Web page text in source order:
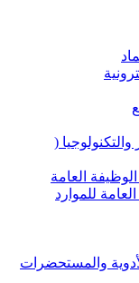
(
العامة
للموارد
والمستحضرات